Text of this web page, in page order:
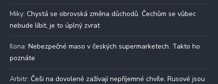
Miky: Chystá se obrovská změna důchodů. Čechům se vůbec
nebude líbit, je to úplný zvrat
Ilona: Nebezpečné maso v českých supermarketech. Takto ho
poznáte
Arbitr: Češi na dovolené zažívají nepříjemné chvíle. Rusové jsou